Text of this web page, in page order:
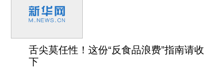
舌尖莫任性！这份“反食品浪费”指南请收
下